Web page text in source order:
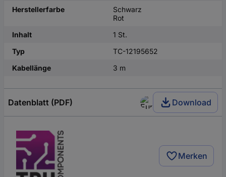
Herstellerfarbe
Schwarz
Rot
Inhalt
1 St.
Typ
TC-12195652
Kabellänge
3 m
Datenblatt (PDF) Download
Merken